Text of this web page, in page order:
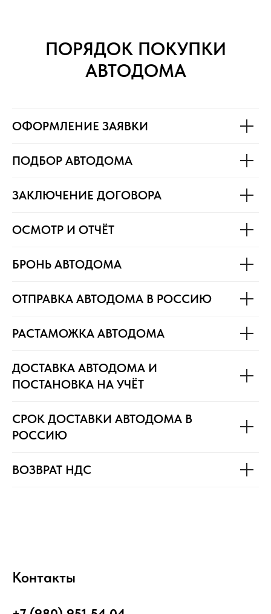
ПОРЯДОК ПОКУПКИ
АВТОДОМА
ОФОРМЛЕНИЕ ЗАЯВКИ
ПОДБОР АВТОДОМА
ЗАКЛЮЧЕНИЕ ДОГОВОРА
ОСМОТР И ОТЧЁТ
БРОНЬ АВТОДОМА
ОТПРАВКА АВТОДОМА В РОССИЮ
РАСТАМОЖКА АВТОДОМА
ДОСТАВКА АВТОДОМА И
ПОСТАНОВКА НА УЧЁТ
СРОК ДОСТАВКИ АВТОДОМА В
РОССИЮ
ВОЗВРАТ НДС
Контакты